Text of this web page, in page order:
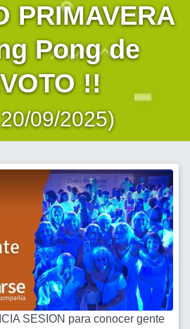
PRIMAVERA
Pong de
!!
09/2025)
SESION para conocer gente